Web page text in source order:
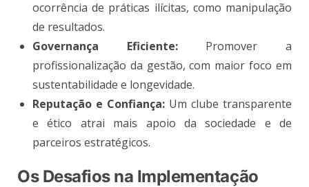
ocorrência de práticas ilícitas, como manipulação
de resultados.
Governança Eficiente:Promover a
profissionalização da gestão, com maior foco em
sustentabilidade e longevidade.
Reputação e Confiança: Um clube transparente
e ético atrai mais apoio da sociedade e de
parceiros estratégicos.
Os Desafios na Implementação